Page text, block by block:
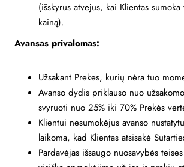
(išskyrus atvejus, kai Klientas
kainą).
Avansas privalomas:
Užsakant Prekes, kurių nėra tuo
Avanso dydis priklauso nuo
svyruoti nuo 25% iki 70% Prekės
Klientui nesumokėjus avanso
laikoma, kad Klientas atsisakė
Pardavėjas išsaugo nuosavybės